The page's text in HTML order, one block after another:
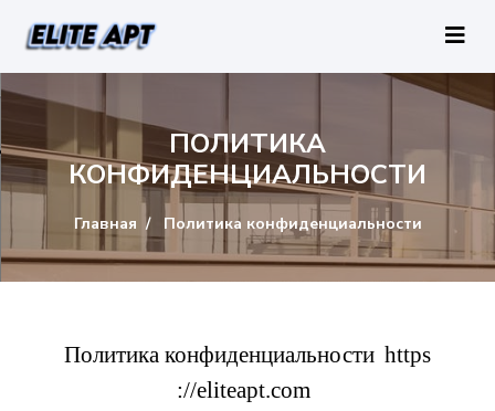
ПОЛИТИКА
КОНФИДЕНЦИАЛЬНОСТИ
Главная Политика конфиденциальности
Политика конфиденциальности https
://eliteapt.com